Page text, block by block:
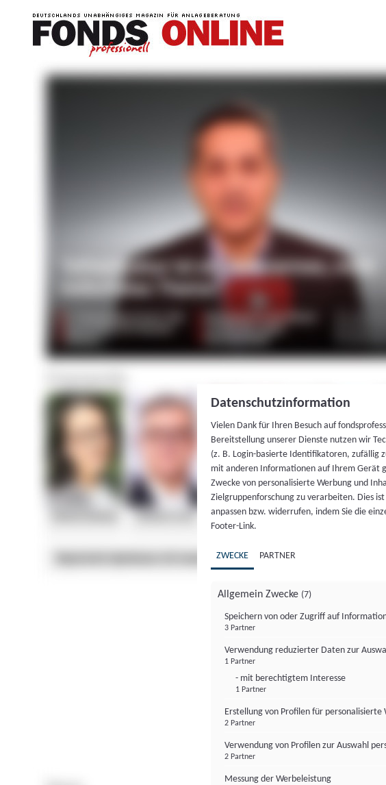
Datenschutzinformation
Vielen Dank für Ihren Besuch auf
Bereitstellung unserer Dienste nutzen wir
(z. B. Login-basierte Identifikatoren, zufällig
mit anderen Informationen auf Ihrem Gerät
Zwecke von personalisierte Werbung und
Zielgruppenforschung zu verarbeiten. Dies
anpassen bzw. widerrufen, indem Sie die
Footer-Link.
ZWECKE PARTNER
Allgemein Zwecke (7)
Speichern von oder Zugriff auf
3 Partner
Verwendung reduzierter Daten zur
1 Partner
- mit berechtigtem Interesse
1 Partner
Erstellung von Profilen für personalisierte
2 Partner
Verwendung von Profilen zur Auswahl
2 Partner
Messung der Werbeleistung